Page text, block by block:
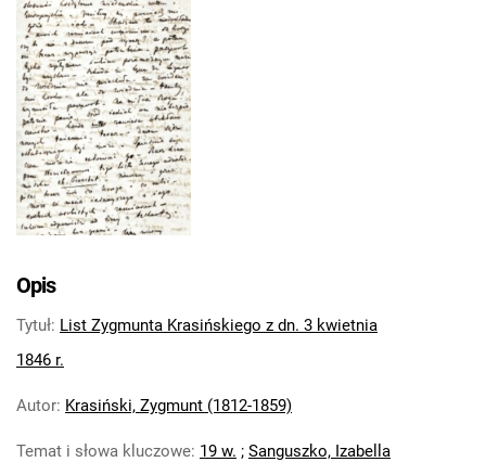
Opis
Tytuł: List Zygmunta Krasińskiego z dn. 3 kwietnia
1846 r.
Autor: Krasiński, Zygmunt (1812-1859)
Temat i słowa kluczowe: 19 w. ; Sanguszko, Izabella